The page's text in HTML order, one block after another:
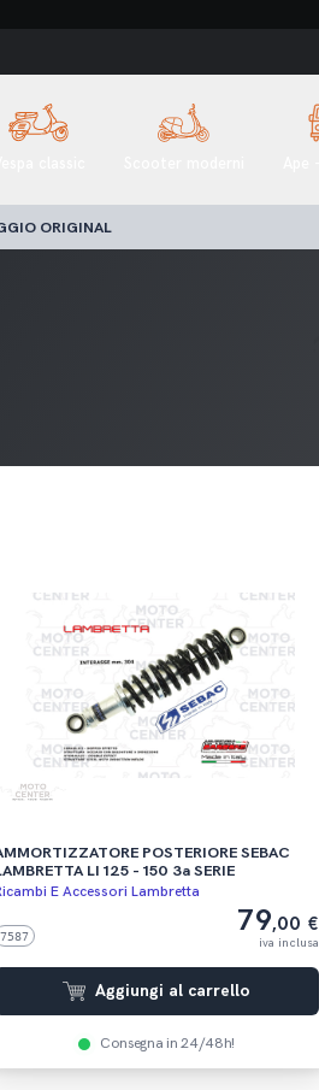
ORIGINAL
POSTERIORE SEBAC
LI 125 - 150 3a SERIE
E Accessori Lambretta
7587 79,00 €
iva inclusa
Aggiungi al carrello
Consegna in 24/48h!